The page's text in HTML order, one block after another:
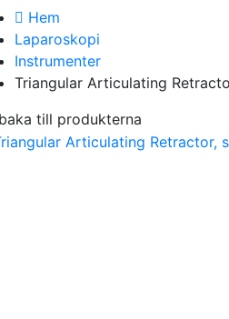
Hem
Laparoskopi
Instrumenter
Triangular Articulating
till produkterna